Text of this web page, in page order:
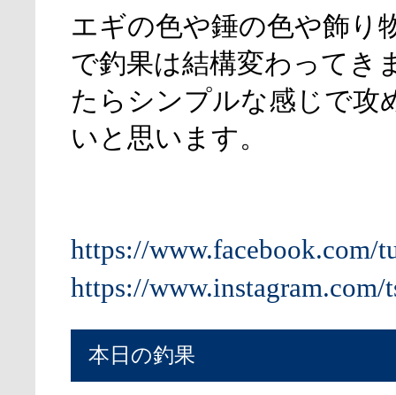
エギの色や錘の色や飾り
で釣果は結構変わってき
たらシンプルな感じで攻
いと思います。
https://www.facebook.com/
https://www.instagram.com/
本日の釣果